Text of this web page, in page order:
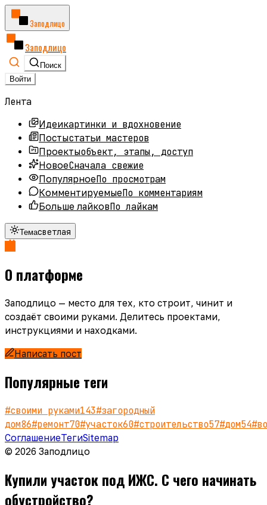
Заподлицо
Заподлицо
Поиск
Войти
Лента
Идеикартинки и вдохновение
Постыстатьи мастеров
Проектыобъект, этапы, доступ
НовоеСначала свежие
ПопулярноеПо просмотрам
КомментируемыеПо комментариям
Больше лайковПо лайкам
Темасветлая
О платформе
Заподлицо — место для тех, кто строит, чинит и
создаёт своими руками. Делитесь проектами,
инструкциями и находками.
Написать пост
Популярные теги
#своими руками143#загородный
дом86#ремонт70#участок60#строительство57#дом54#
СоглашениеТегиSitemap
© 2026 Заподлицо
Купили участок под ИЖС. С чего начинать
обустройство?